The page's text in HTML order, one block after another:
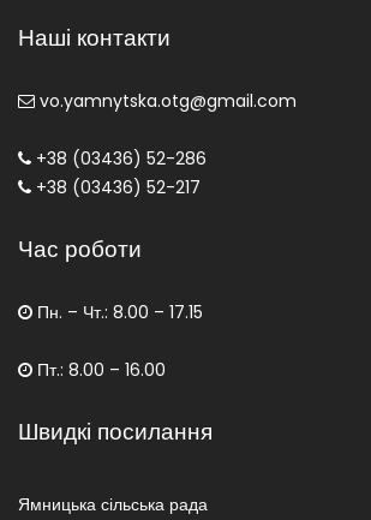
Наші контакти
vo.yamnytska.otg@gmail.com
+38 (03436) 52-286
+38 (03436) 52-217
Час роботи
Пн. – Чт.: 8.00 – 17.15
Пт.: 8.00 – 16.00
Швидкі посилання
Ямницька сільська рада